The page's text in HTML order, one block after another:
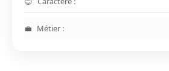
Métier :